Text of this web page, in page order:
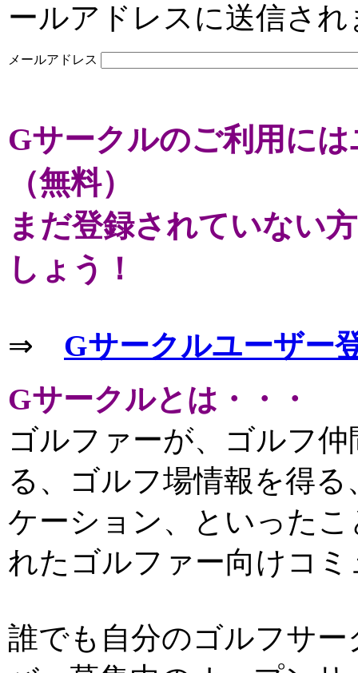
ールアドレスに送信され
メールアドレス
Gサークルのご利用に
（無料）
まだ登録されていない
しょう！
⇒ Gサークルユーザー
Gサークルとは・・・
ゴルファーが、ゴルフ
る、ゴルフ場情報を得
ケーション、といった
れたゴルファー向けコ
誰でも自分のゴルフサ